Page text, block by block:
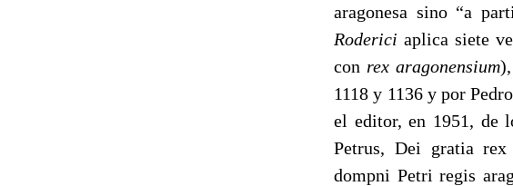
aragonesa sino “a
Roderici aplica siete
con rex aragonensium
1118 y 1136 y por
el editor, en 1951, de
Petrus, Dei gratia
dompni Petri regis